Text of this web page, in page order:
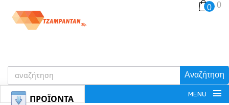
Αναζήτηση
0 0
ΠΡΟΪΟΝΤΑ MENU